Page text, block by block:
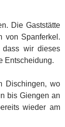
Die Gaststätte
von Spanferkel.
dass wir dieses
Entscheidung.
Dischingen, wo
bis Giengen an
wieder am